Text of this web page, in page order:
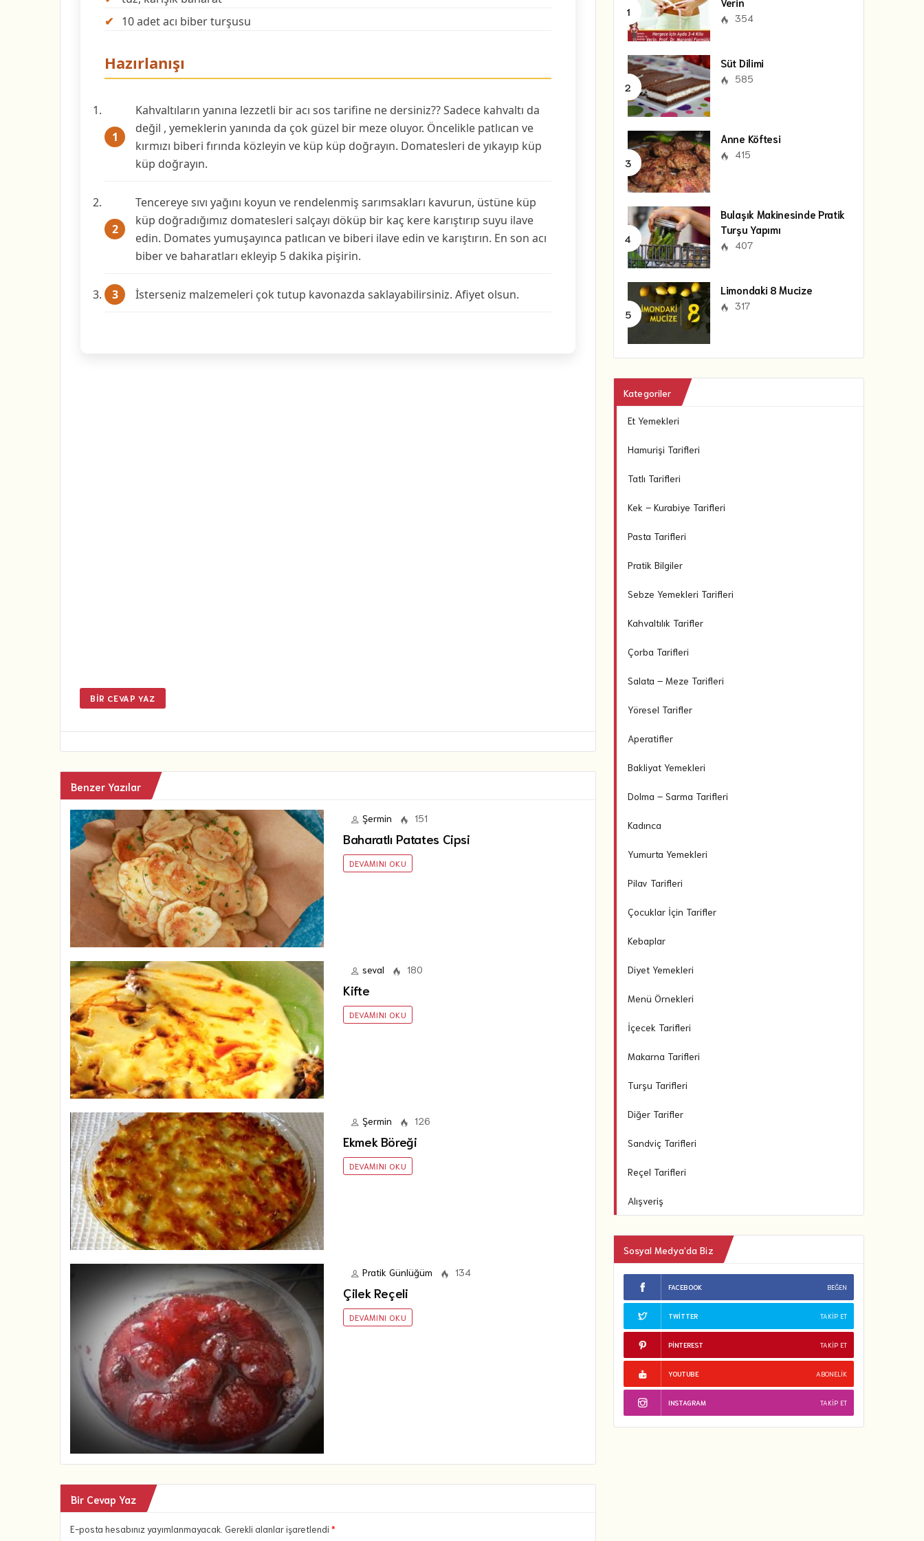
10 adet acı biber turşusu
Hazırlanışı
Kahvaltıların yanına lezzetli bir acı sos tarifine ne dersiniz?? Sadece kahvaltı da
değil , yemeklerin yanında da çok güzel bir meze oluyor. Öncelikle patlıcan ve
kırmızı biberi fırında közleyin ve küp küp doğrayın. Domatesleri de yıkayıp küp
küp doğrayın.
Tencereye sıvı yağını koyun ve rendelenmiş sarımsakları kavurun, üstüne küp
küp doğradığımız domatesleri salçayı döküp bir kaç kere karıştırıp suyu ilave
edin. Domates yumuşayınca patlıcan ve biberi ilave edin ve karıştırın. En son acı
biber ve baharatları ekleyip 5 dakika pişirin.
İsterseniz malzemeleri çok tutup kavonazda saklayabilirsiniz. Afiyet olsun.
BIR CEVAP YAZ
Benzer Yazılar
Şermin 151
Baharatlı Patates Cipsi
DEVAMINI OKU
seval 180
Kifte
DEVAMINI OKU
Şermin 126
Ekmek Böreği
DEVAMINI OKU
Pratik Günlüğüm 134
Çilek Reçeli
DEVAMINI OKU
Bir Cevap Yaz
E-posta hesabınız yayımlanmayacak. Gerekli alanlar işaretlendi *
354
Süt Dilimi
585
Anne Köftesi
415
Bulaşık Makinesinde Pratik
Turşu Yapımı
407
Limondaki 8 Mucize
317
Kategoriler
Et Yemekleri
Hamurişi Tarifleri
Tatlı Tarifleri
Kek – Kurabiye Tarifleri
Pasta Tarifleri
Pratik Bilgiler
Sebze Yemekleri Tarifleri
Kahvaltılık Tarifler
Çorba Tarifleri
Salata – Meze Tarifleri
Yöresel Tarifler
Aperatifler
Bakliyat Yemekleri
Dolma – Sarma Tarifleri
Kadınca
Yumurta Yemekleri
Pilav Tarifleri
Çocuklar İçin Tarifler
Kebaplar
Diyet Yemekleri
Menü Örnekleri
İçecek Tarifleri
Makarna Tarifleri
Turşu Tarifleri
Diğer Tarifler
Sandviç Tarifleri
Reçel Tarifleri
Alışveriş
Sosyal Medya’da Biz
FACEBOOK BEĞEN
TWITTER TAKIP ET
PINTEREST TAKIP ET
YOUTUBE ABONELIK
INSTAGRAM TAKIP ET